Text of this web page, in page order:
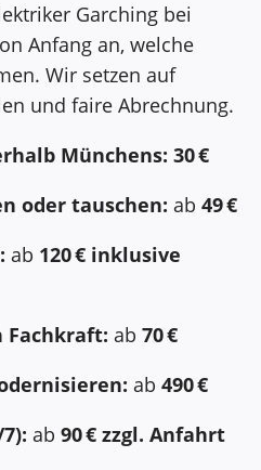
Garching bei
Anfang an, welche
Wir setzen auf
und faire Abrechnung.
Münchens: 30 €
oder tauschen: ab 49 €
ab 120 € inklusive
Fachkraft: ab 70 €
ab 490 €
ab 90 € zzgl. Anfahrt